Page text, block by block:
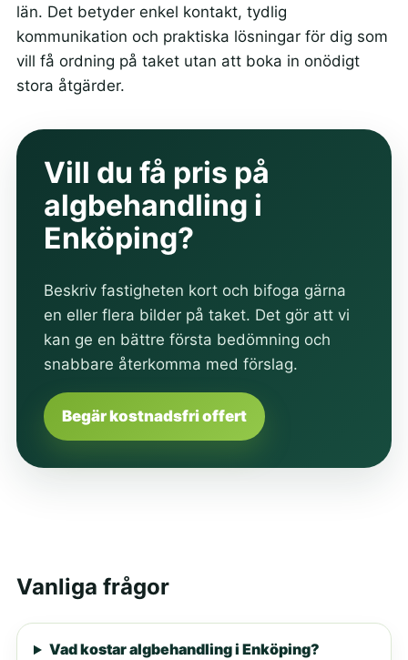
län. Det betyder enkel kontakt, tydlig
kommunikation och praktiska lösningar för dig som
vill få ordning på taket utan att boka in onödigt
stora åtgärder.
Vill du få pris på
algbehandling i
Enköping?
Beskriv fastigheten kort och bifoga gärna
en eller flera bilder på taket. Det gör att vi
kan ge en bättre första bedömning och
snabbare återkomma med förslag.
Begär kostnadsfri offert
Vanliga frågor
Vad kostar algbehandling i Enköping?